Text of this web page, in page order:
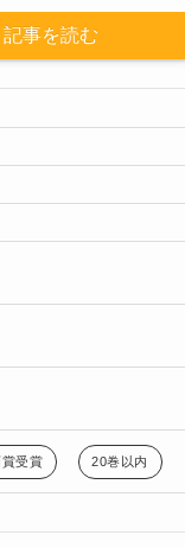
記事を読む
受賞 20巻以内